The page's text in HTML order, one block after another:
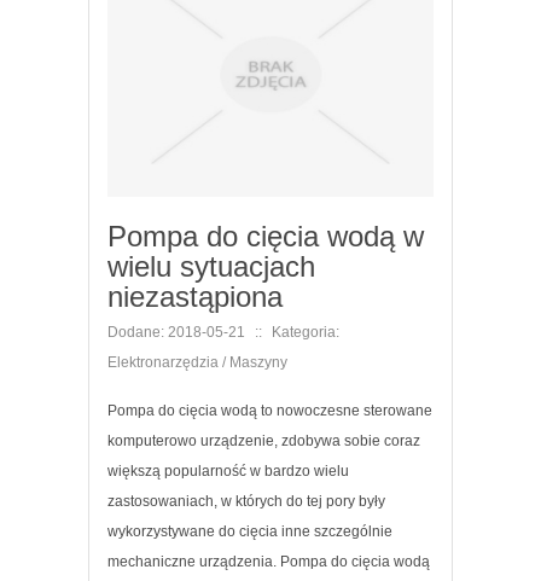
Pompa do cięcia wodą w
wielu sytuacjach
niezastąpiona
Dodane: 2018-05-21 ::
Kategoria:
Elektronarzędzia / Maszyny
Pompa do cięcia wodą to nowoczesne sterowane
komputerowo urządzenie, zdobywa sobie coraz
większą popularność w bardzo wielu
zastosowaniach, w których do tej pory były
wykorzystywane do cięcia inne szczególnie
mechaniczne urządzenia. Pompa do cięcia wodą